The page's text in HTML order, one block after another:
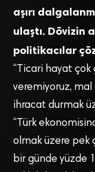
aşırı
ulaştı. Dövizin
politikacılar
“Ticari hayat çok
veremiyoruz,
ihracat durmak
“Türk
olmak üzere pek
bir günde yüzde